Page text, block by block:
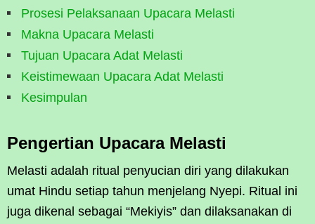
Prosesi Pelaksanaan Upacara Melasti
Makna Upacara Melasti
Tujuan Upacara Adat Melasti
Keistimewaan Upacara Adat Melasti
Kesimpulan
Pengertian Upacara Melasti
Melasti adalah ritual penyucian diri yang dilakukan
umat Hindu setiap tahun menjelang Nyepi. Ritual ini
juga dikenal sebagai “Mekiyis” dan dilaksanakan di